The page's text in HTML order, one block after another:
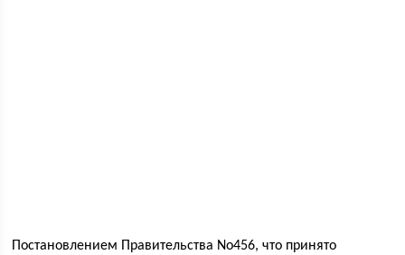
Постановлением Правительства No456, что принято